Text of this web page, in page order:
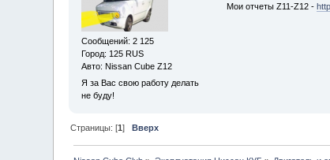
Сообщений: 2 125
Город: 125 RUS
Авто: Nissan Cube Z12
Я за Вас свою работу делать
не буду!
Мои отчеты Z11-Z12 -
Страницы: [1]Вверх